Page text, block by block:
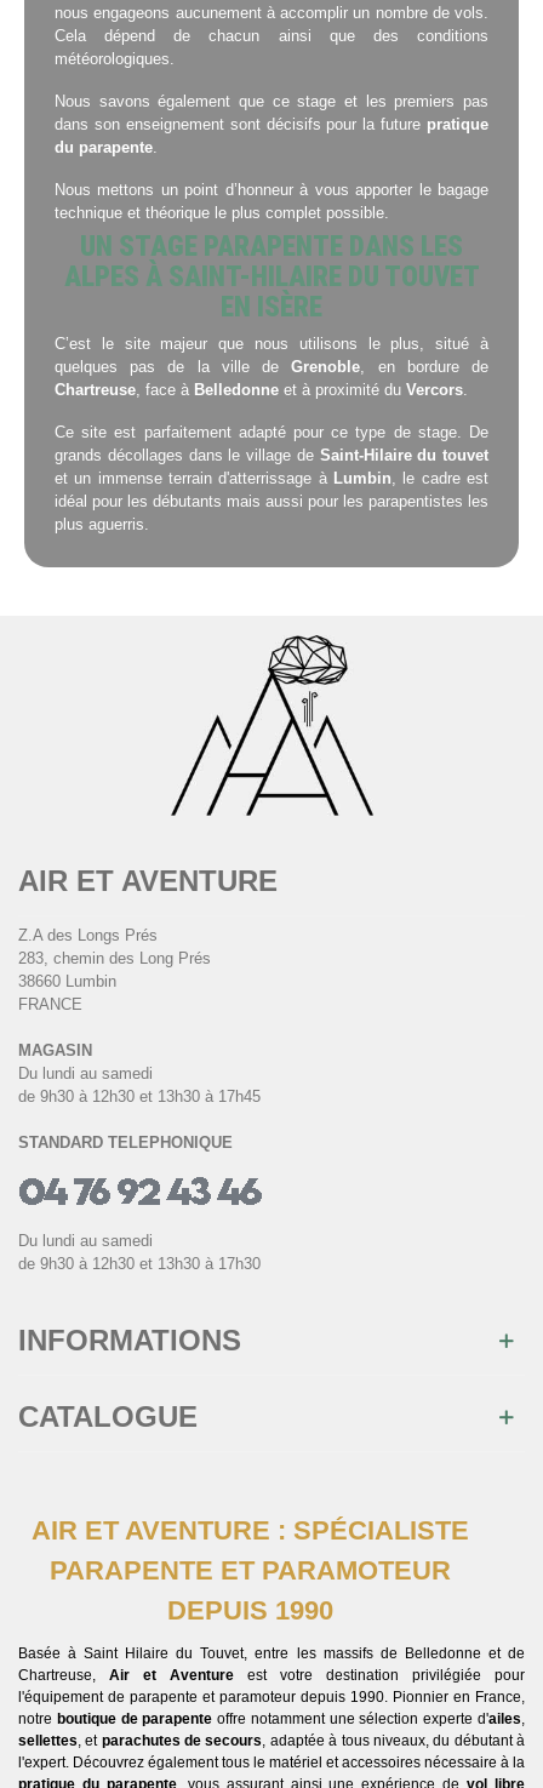
nous engageons aucunement à accomplir un nombre de vols.
Cela dépend de chacun ainsi que des conditions
météorologiques.
Nous savons également que ce stage et les premiers pas
dans son enseignement sont décisifs pour la future pratique
du parapente
Nous mettons un point d’honneur à vous apporter le bagage
technique et théorique le plus complet possible.
UN STAGE PARAPENTE DANS LES
ALPES À SAINT-HILAIRE DU TOUVET
EN ISÈRE
C’est le site majeur que nous utilisons le plus, situé à
quelques pas de la ville deGrenoble , en bordure de
Chartreuse , face à Belledonne et à proximité du Vercors
Ce site est parfaitement adapté pour ce type de stage. De
grands décollages dans le village de Saint-Hilaire du touvet
et un immense terrain d'atterrissage à Lumbin , le cadre est
idéal pour les débutants mais aussi pour les parapentistes les
plus aguerris.
AIR ET AVENTURE
Z.A des Longs Prés
283, chemin des Long Prés
38660 Lumbin
FRANCE
MAGASIN
Du lundi au samedi
de 9h30 à 12h30 et 13h30 à 17h45
STANDARD TELEPHONIQUE
Du lundi au samedi
de 9h30 à 12h30 et 13h30 à 17h30
INFORMATIONS
CATALOGUE
AIR ET AVENTURE : SPÉCIALISTE
PARAPENTE ET PARAMOTEUR
DEPUIS 1990
Basée à Saint Hilaire du Touvet, entre les massifs de Belledonne et de
Chartreuse, Air et Aventure est votre destination privilégiée pour
l'équipement de parapente et paramoteur depuis 1990. Pionnier en France,
notre boutique de parapente offre notamment une sélection experte d'ailes,
sellettes, et parachutes de secours, adaptée à tous niveaux, du débutant à
l'expert. Découvrez également tous le matériel et accessoires nécessaire à la